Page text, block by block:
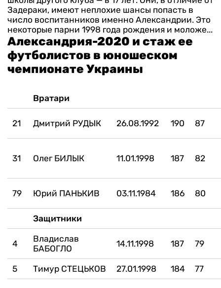
Задераки, имеют неплохие шансы попасть в
число воспитанников именно Александрии. Это
некоторые парни 1998 года рождения и моложе...
Александрия-2020 и стаж ее
футболистов в юношеском
чемпионате Украины
Вратари
21 Дмитрий РУДЫК 26.08.1992 190 87
31 Олег БИЛЫК 11.01.1998 187 82
79 Юрий ПАНЬКИВ 03.11.1984 186 80
Защитники
4
Владислав
БАБОГЛО
14.11.1998 187 79
5 Тимур СТЕЦЬКОВ 27.01.1998 184 77